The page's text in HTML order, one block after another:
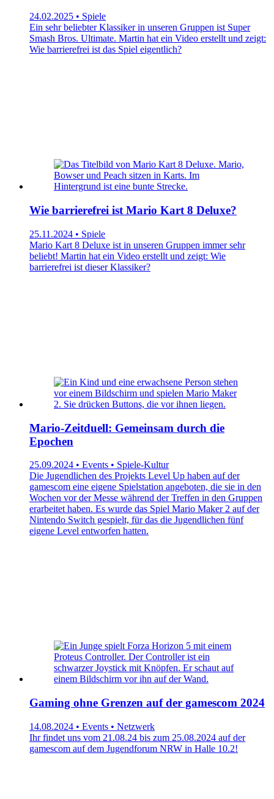
24.02.2025 • Spiele
Ein sehr beliebter Klassiker in unseren Gruppen ist Super
Smash Bros. Ultimate. Martin hat ein Video erstellt und zeigt:
Wie barrierefrei ist das Spiel eigentlich?
Wie barrierefrei ist Mario Kart 8 Deluxe?
25.11.2024 • Spiele
Mario Kart 8 Deluxe ist in unseren Gruppen immer sehr
beliebt! Martin hat ein Video erstellt und zeigt: Wie
barrierefrei ist dieser Klassiker?
Mario-Zeitduell: Gemeinsam durch die
Epochen
25.09.2024 • Events • Spiele-Kultur
Die Jugendlichen des Projekts Level Up haben auf der
gamescom eine eigene Spielstation angeboten, die sie in den
Wochen vor der Messe während der Treffen in den Gruppen
erarbeitet haben. Es wurde das Spiel Mario Maker 2 auf der
Nintendo Switch gespielt, für das die Jugendlichen fünf
eigene Level entworfen hatten.
Gaming ohne Grenzen auf der gamescom 2024
14.08.2024 • Events • Netzwerk
Ihr findet uns vom 21.08.24 bis zum 25.08.2024 auf der
gamescom auf dem Jugendforum NRW in Halle 10.2!